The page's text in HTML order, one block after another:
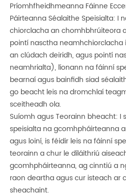
Príomhfheidhmeanna Fáinne
Páirteanna Séalaithe Speisialta: I
chiorclacha an chomhbhrúiteora
pointí nasctha neamhchiorclacha
an clúdach deiridh, agus pointí
neamhrialta), líonann na fáinní
bearnaí agus bainfidh siad
go beacht leis na dromchlaí
sceitheadh ​​ola.
Suíomh agus Teorainn bheacht: I
speisialta na gcomhpháirteanna
agus loiní, is féidir leis na fáinní
teorainn a chur le díláithriú
gcomhpháirteanna, ag cinntiú a
raon deartha agus cur isteach ar
sheachaint.